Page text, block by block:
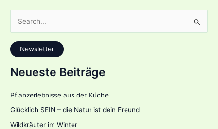
c
h
e
n
a
Newsletter
Neueste Beiträge
Pflanzerlebnisse aus der Küche
Glücklich SEIN – die Natur ist dein Freund
Wildkräuter im Winter